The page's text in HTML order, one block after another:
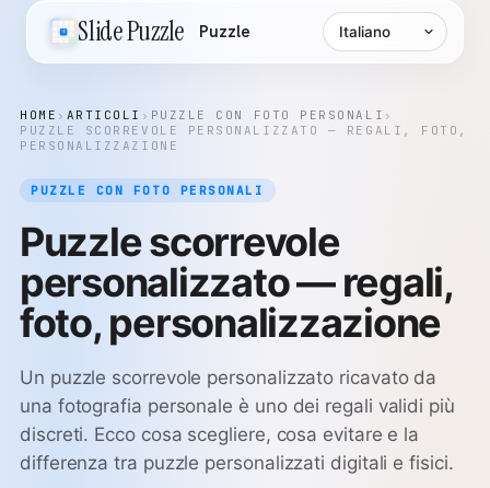
Slide Puzzle Puzzle Lingua
HOME › ARTICOLI › PUZZLE CON FOTO PERSONALI ›
PUZZLE SCORREVOLE PERSONALIZZATO — REGALI, FOTO,
PERSONALIZZAZIONE
PUZZLE CON FOTO PERSONALI
Puzzle scorrevole
personalizzato — regali,
foto, personalizzazione
Un puzzle scorrevole personalizzato ricavato da
una fotografia personale è uno dei regali validi più
discreti. Ecco cosa scegliere, cosa evitare e la
differenza tra puzzle personalizzati digitali e fisici.